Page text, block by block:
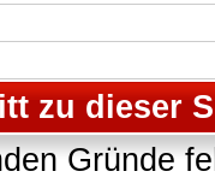
zu dieser
Gründe